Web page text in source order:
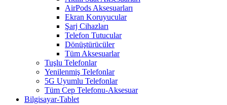
AirPods Aksesuarları
Ekran Koruyucular
Şarj Cihazları
Telefon Tutucular
Dönüştürücüler
Tüm Aksesuarlar
Tuşlu Telefonlar
Yenilenmiş Telefonlar
5G Uyumlu Telefonlar
Tüm Cep Telefonu-Aksesuar
Bilgisayar-Tablet